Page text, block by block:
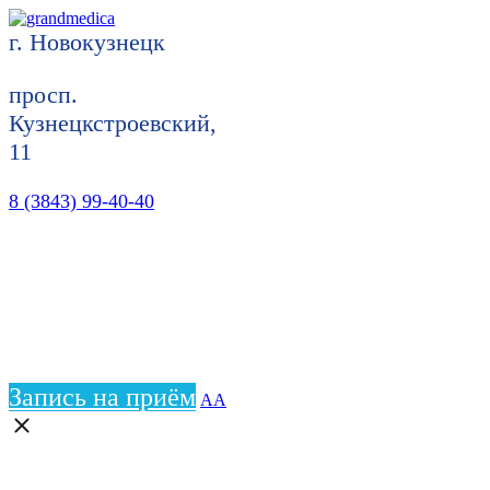
г. Новокузнецк
просп.
Кузнецкстроевский,
11
8 (3843) 99-40-40
Запись на приём АА